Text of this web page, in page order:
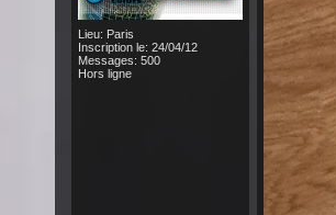
Lieu: Paris
Inscription le: 24/04/12
Messages: 500
Hors ligne